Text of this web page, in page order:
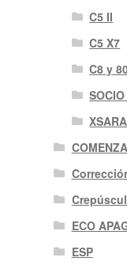
C5 II
C5 X7
C8 y
ECO
ESP